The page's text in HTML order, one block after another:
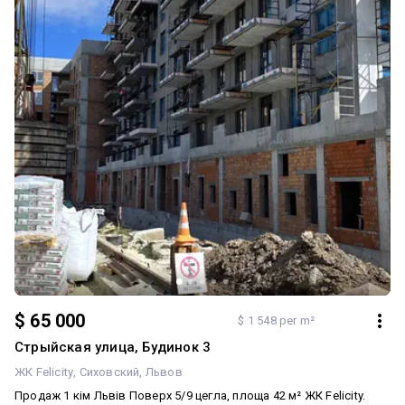
$ 65 000 $ 1 548 per m²
Стрыйская улица, Будинок 3
ЖК Felicity Сиховский Львов
Продаж 1 кім Львів Поверх 5/9 цегла, площа 42 м² ЖК Felicity.